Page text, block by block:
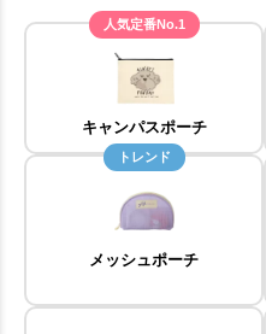
人気定番No.1
キャンパスポーチ
トレンド
メッシュポーチ